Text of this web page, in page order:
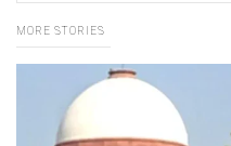
MORE STORIES